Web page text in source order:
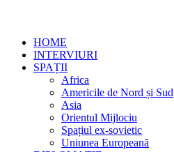
HOME
INTERVIURI
SPAȚII
Africa
Americile de Nord și Sud
Asia
Orientul Mijlociu
Spațiul ex-sovietic
Uniunea Europeană